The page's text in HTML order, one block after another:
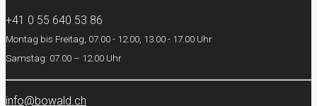
+41 0 55 640 53 86
Montag bis Freitag, 07.00 - 12.00, 13.00 - 17.00 Uhr
Samstag: 07.00 – 12.00 Uhr
info@bowald.ch